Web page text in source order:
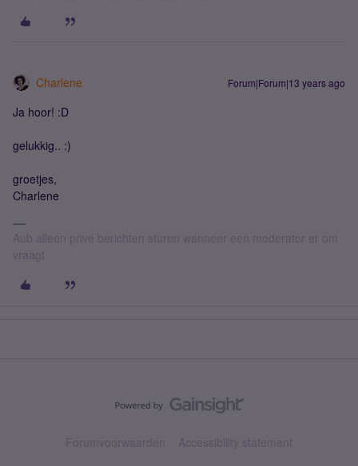
Charlene Forum|Forum|13 years ago
Ja hoor! :D
gelukkig.. :)
groetjes,
Charlene
Aub alleen privé berichten sturen wanneer een moderator er om
vraagt
Forumvoorwaarden Accessibility statement